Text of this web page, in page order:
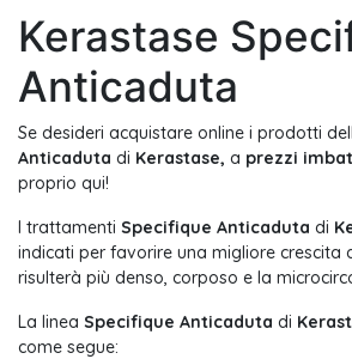
Kerastase
Anticaduta
Se desideri acquistare online i prodotti
Anticaduta di Kerastase, a prezzi
proprio qui!
I trattamenti Specifique Anticaduta di
indicati per favorire una migliore crescita
risulterà più denso, corposo e la
La linea Specifique Anticaduta di
come segue: